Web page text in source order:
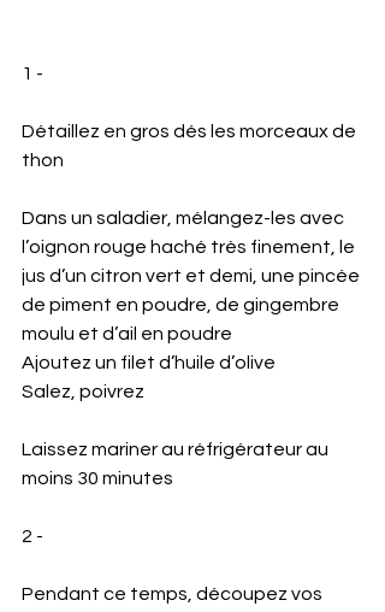
1 -
Détaillez en gros dés les morceaux de
thon
Dans un saladier, mélangez-les avec
l’oignon rouge haché très finement, le
jus d’un citron vert et demi, une pincée
de piment en poudre, de gingembre
moulu et d’ail en poudre
Ajoutez un filet d’huile d’olive
Salez, poivrez
Laissez mariner au réfrigérateur au
moins 30 minutes
2 -
Pendant ce temps, découpez vos